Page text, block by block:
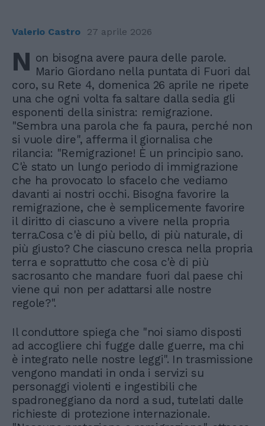
Valerio Castro 27 aprile 2026
N on bisogna avere paura delle parole.
Mario Giordano nella puntata di Fuori dal
coro, su Rete 4, domenica 26 aprile ne ripete
una che ogni volta fa saltare dalla sedia gli
esponenti della sinistra: remigrazione.
"Sembra una parola che fa paura, perché non
si vuole dire", afferma il giornalisa che
rilancia: "Remigrazione! È un principio sano.
C'è stato un lungo periodo di immigrazione
che ha provocato lo sfacelo che vediamo
davanti ai nostri occhi. Bisogna favorire la
remigrazione, che è semplicemente favorire
il diritto di ciascuno a vivere nella propria
terra.Cosa c'è di più bello, di più naturale, di
più giusto? Che ciascuno cresca nella propria
terra e soprattutto che cosa c'è di più
sacrosanto che mandare fuori dal paese chi
viene qui non per adattarsi alle nostre
regole?".
Il conduttore spiega che "noi siamo disposti
ad accogliere chi fugge dalle guerre, ma chi
è integrato nelle nostre leggi". In trasmissione
vengono mandati in onda i servizi su
personaggi violenti e ingestibili che
spadroneggiano da nord a sud, tutelati dalle
richieste di protezione internazionale.